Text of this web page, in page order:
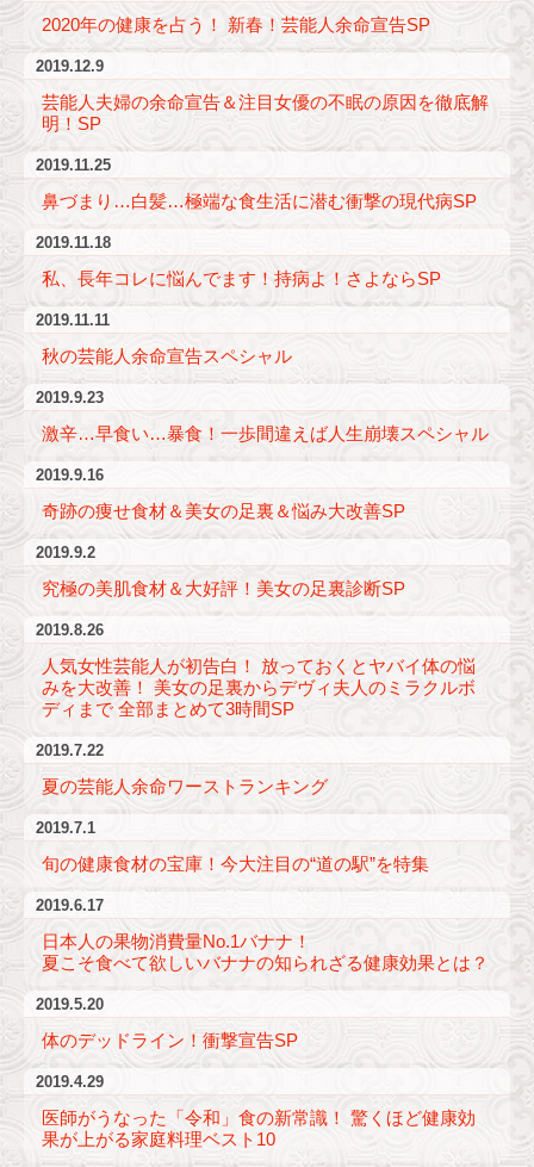
2020年の健康を占う！ 新春！芸能人余命宣告SP
2019.12.9
芸能人夫婦の余命宣告＆注目女優の不眠の原因を徹底解
明！SP
2019.11.25
鼻づまり…白髪…極端な食生活に潜む衝撃の現代病SP
2019.11.18
私、長年コレに悩んでます！持病よ！さよならSP
2019.11.11
秋の芸能人余命宣告スペシャル
2019.9.23
激辛…早食い…暴食！一歩間違えば人生崩壊スペシャル
2019.9.16
奇跡の痩せ食材＆美女の足裏＆悩み大改善SP
2019.9.2
究極の美肌食材＆大好評！美女の足裏診断SP
2019.8.26
人気女性芸能人が初告白！ 放っておくとヤバイ体の悩
みを大改善！ 美女の足裏からデヴィ夫人のミラクルボ
ディまで 全部まとめて3時間SP
2019.7.22
夏の芸能人余命ワーストランキング
2019.7.1
旬の健康食材の宝庫！今大注目の“道の駅”を特集
2019.6.17
日本人の果物消費量No.1バナナ！
夏こそ食べて欲しいバナナの知られざる健康効果とは？
2019.5.20
体のデッドライン！衝撃宣告SP
2019.4.29
医師がうなった「令和」食の新常識！ 驚くほど健康効
果が上がる家庭料理ベスト10